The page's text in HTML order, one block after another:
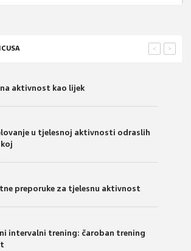
>
<
aktivnost kao lijek
u tjelesnoj aktivnosti odraslih
preporuke za tjelesnu aktivnost
intervalni trening: čaroban trening